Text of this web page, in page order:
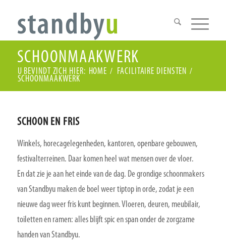
SCHOONMAAKWERK
U BEVINDT ZICH HIER: HOME / FACILITAIRE DIENSTEN /
SCHOONMAAKWERK
SCHOON EN FRIS
Winkels, horecagelegenheden, kantoren, openbare gebouwen,
festivalterreinen. Daar komen heel wat mensen over de vloer.
En dat zie je aan het einde van de dag. De grondige schoonmakers
van Standbyu maken de boel weer tiptop in orde, zodat je een
nieuwe dag weer fris kunt beginnen. Vloeren, deuren, meubilair,
toiletten en ramen: alles blijft spic en span onder de zorgzame
handen van Standbyu.